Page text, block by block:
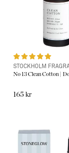
Produktfakta:
• Mått 90mm
• Automatisk
•
• Ultrasoinic
•
STOCKHOLM
No 13 Clean Cotton |
165 kr